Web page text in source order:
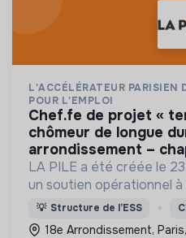
L'ACCÉLÉRATEUR
POUR L'EMPLOI
chef.fe de projet « territoires zéro
chômeur de longue
arrondissement –
LA PILE a été créée le
un soutien opérationnel à
l’expérimentation
Longue Durée" à Paris
💡 Structure de l’ESS
18e Arrondissement,